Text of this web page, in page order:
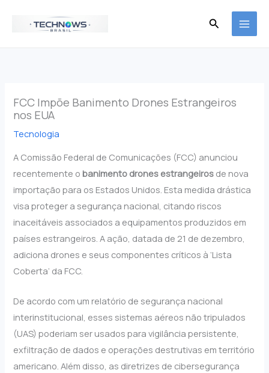
Pesquisar
FCC Impõe Banimento Drones Estrangeiros
nos EUA
Tecnologia
A Comissão Federal de Comunicações (FCC) anunciou
recentemente obanimento drones estrangeiros de nova
importação para os Estados Unidos. Esta medida drástica
visa proteger a segurança nacional, citando riscos
inaceitáveis associados a equipamentos produzidos em
países estrangeiros. A ação, datada de 21 de dezembro,
adiciona drones e seus componentes críticos à ‘Lista
Coberta’ da FCC.
De acordo com um relatório de segurança nacional
interinstitucional, esses sistemas aéreos não tripulados
(UAS) poderiam ser usados para vigilância persistente,
exfiltração de dados e operações destrutivas em território
americano. Além disso, as diretrizes de cibersegurança